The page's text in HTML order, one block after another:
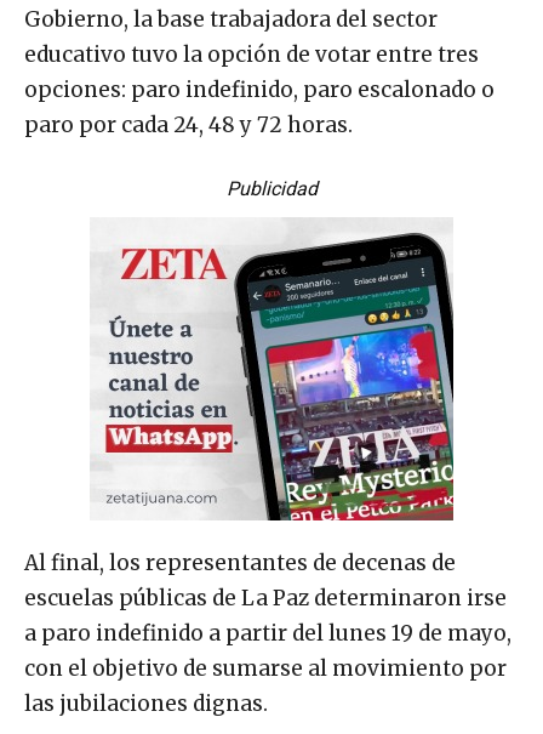
Gobierno, la base trabajadora del sector
educativo tuvo la opción de votar entre tres
opciones: paro indefinido, paro escalonado o
paro por cada 24, 48 y 72 horas.
Publicidad
Al final, los representantes de decenas de
escuelas públicas de La Paz determinaron irse
a paro indefinido a partir del lunes 19 de mayo,
con el objetivo de sumarse al movimiento por
las jubilaciones dignas.